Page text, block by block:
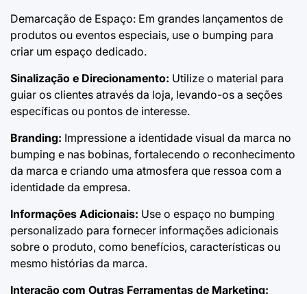
Demarcação de Espaço: Em grandes lançamentos de
produtos ou eventos especiais, use o bumping para
criar um espaço dedicado.
Sinalização e Direcionamento: Utilize o material para
guiar os clientes através da loja, levando-os a seções
específicas ou pontos de interesse.
Branding: Impressione a identidade visual da marca no
bumping e nas bobinas, fortalecendo o reconhecimento
da marca e criando uma atmosfera que ressoa com a
identidade da empresa.
Informações Adicionais: Use o espaço no bumping
personalizado para fornecer informações adicionais
sobre o produto, como benefícios, características ou
mesmo histórias da marca.
Interação com Outras Ferramentas de Marketing: